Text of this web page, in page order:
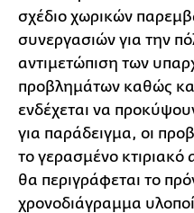
σχέδιο χωρικών
συνεργασιών για την
αντιμετώπιση των
προβλημάτων καθώς
ενδέχεται να
για παράδειγμα, οι
το γερασμένο
θα περιγράφεται το
χρονοδιάγραμμα